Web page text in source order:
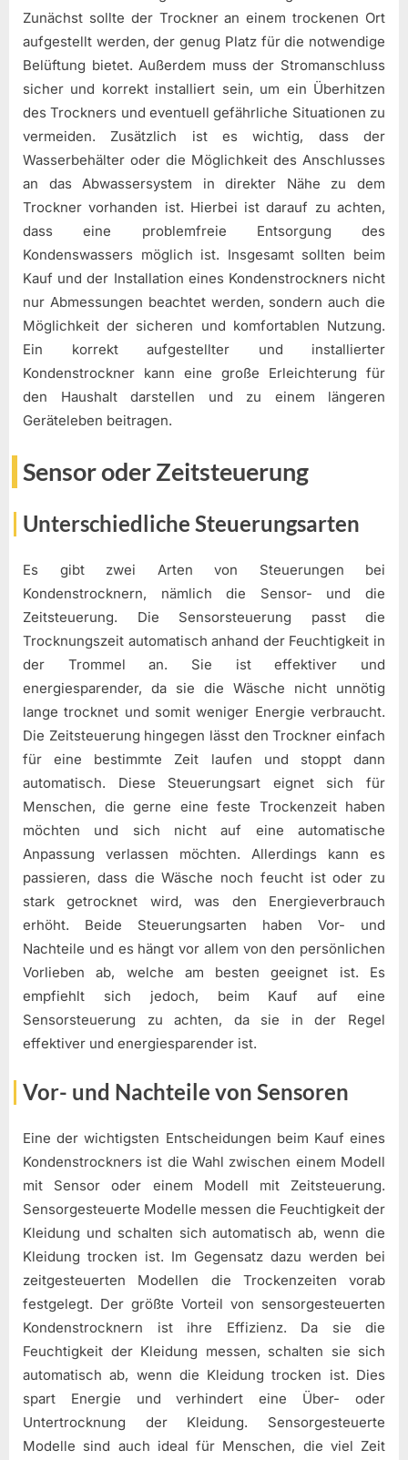
Zunächst sollte der Trockner an einem trockenen Ort
aufgestellt werden, der genug Platz für die notwendige
Belüftung bietet. Außerdem muss der Stromanschluss
sicher und korrekt installiert sein, um ein Überhitzen
des Trockners und eventuell gefährliche Situationen zu
vermeiden. Zusätzlich ist es wichtig, dass der
Wasserbehälter oder die Möglichkeit des Anschlusses
an das Abwassersystem in direkter Nähe zu dem
Trockner vorhanden ist. Hierbei ist darauf zu achten,
dass eine problemfreie Entsorgung des
Kondenswassers möglich ist. Insgesamt sollten beim
Kauf und der Installation eines Kondenstrockners nicht
nur Abmessungen beachtet werden, sondern auch die
Möglichkeit der sicheren und komfortablen Nutzung.
Ein korrekt aufgestellter und installierter
Kondenstrockner kann eine große Erleichterung für
den Haushalt darstellen und zu einem längeren
Geräteleben beitragen.
Sensor oder Zeitsteuerung
Unterschiedliche Steuerungsarten
Es gibt zwei Arten von Steuerungen bei
Kondenstrocknern, nämlich die Sensor- und die
Zeitsteuerung. Die Sensorsteuerung passt die
Trocknungszeit automatisch anhand der Feuchtigkeit in
der Trommel an. Sie ist effektiver und
energiesparender, da sie die Wäsche nicht unnötig
lange trocknet und somit weniger Energie verbraucht.
Die Zeitsteuerung hingegen lässt den Trockner einfach
für eine bestimmte Zeit laufen und stoppt dann
automatisch. Diese Steuerungsart eignet sich für
Menschen, die gerne eine feste Trockenzeit haben
möchten und sich nicht auf eine automatische
Anpassung verlassen möchten. Allerdings kann es
passieren, dass die Wäsche noch feucht ist oder zu
stark getrocknet wird, was den Energieverbrauch
erhöht. Beide Steuerungsarten haben Vor- und
Nachteile und es hängt vor allem von den persönlichen
Vorlieben ab, welche am besten geeignet ist. Es
empfiehlt sich jedoch, beim Kauf auf eine
Sensorsteuerung zu achten, da sie in der Regel
effektiver und energiesparender ist.
Vor- und Nachteile von Sensoren
Eine der wichtigsten Entscheidungen beim Kauf eines
Kondenstrockners ist die Wahl zwischen einem Modell
mit Sensor oder einem Modell mit Zeitsteuerung.
Sensorgesteuerte Modelle messen die Feuchtigkeit der
Kleidung und schalten sich automatisch ab, wenn die
Kleidung trocken ist. Im Gegensatz dazu werden bei
zeitgesteuerten Modellen die Trockenzeiten vorab
festgelegt. Der größte Vorteil von sensorgesteuerten
Kondenstrocknern ist ihre Effizienz. Da sie die
Feuchtigkeit der Kleidung messen, schalten sie sich
automatisch ab, wenn die Kleidung trocken ist. Dies
spart Energie und verhindert eine Über- oder
Untertrocknung der Kleidung. Sensorgesteuerte
Modelle sind auch ideal für Menschen, die viel Zeit